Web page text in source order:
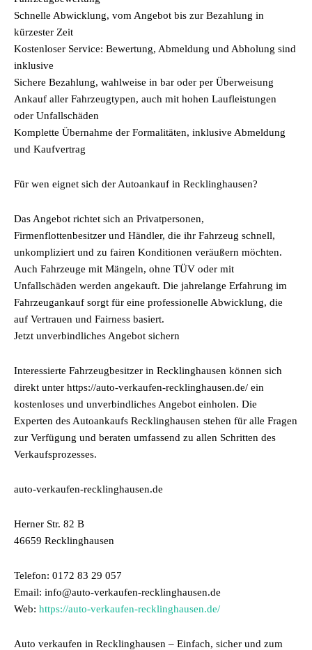
Schnelle Abwicklung, vom Angebot bis zur Bezahlung in
kürzester Zeit
Kostenloser Service: Bewertung, Abmeldung und Abholung sind
inklusive
Sichere Bezahlung, wahlweise in bar oder per Überweisung
Ankauf aller Fahrzeugtypen, auch mit hohen Laufleistungen
oder Unfallschäden
Komplette Übernahme der Formalitäten, inklusive Abmeldung
und Kaufvertrag
Für wen eignet sich der Autoankauf in Recklinghausen?
Das Angebot richtet sich an Privatpersonen,
Firmenflottenbesitzer und Händler, die ihr Fahrzeug schnell,
unkompliziert und zu fairen Konditionen veräußern möchten.
Auch Fahrzeuge mit Mängeln, ohne TÜV oder mit
Unfallschäden werden angekauft. Die jahrelange Erfahrung im
Fahrzeugankauf sorgt für eine professionelle Abwicklung, die
auf Vertrauen und Fairness basiert.
Jetzt unverbindliches Angebot sichern
Interessierte Fahrzeugbesitzer in Recklinghausen können sich
direkt unter https://auto-verkaufen-recklinghausen.de/ ein
kostenloses und unverbindliches Angebot einholen. Die
Experten des Autoankaufs Recklinghausen stehen für alle Fragen
zur Verfügung und beraten umfassend zu allen Schritten des
Verkaufsprozesses.
auto-verkaufen-recklinghausen.de
Herner Str. 82 B
46659 Recklinghausen
Telefon: 0172 83 29 057
Email: info@auto-verkaufen-recklinghausen.de
Web: https://auto-verkaufen-recklinghausen.de/
Auto verkaufen in Recklinghausen – Einfach, sicher und zum